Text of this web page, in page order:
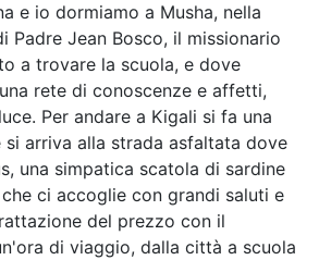
e io dormiamo a Musha, nella
Padre Jean Bosco, il missionario
a trovare la scuola, e dove
rete di conoscenze e affetti,
Per andare a Kigali si fa una
arriva alla strada asfaltata dove
una simpatica scatola di sardine
ci accoglie con grandi saluti e
del prezzo con il
di viaggio, dalla città a scuola